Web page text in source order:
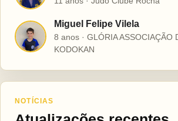
M
Miguel Felipe Vilela
8 anos · GLÓRIA ASSOCIAÇÃO
KODOKAN
NOTÍCIAS